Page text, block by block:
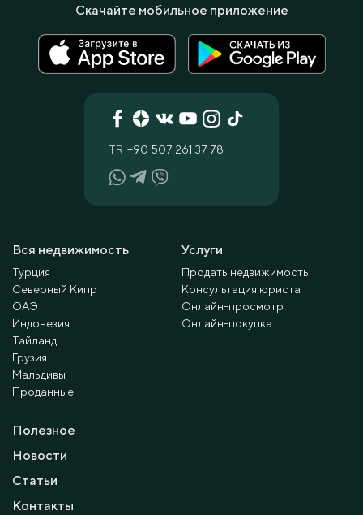
Вся недвижимость
Турция
Северный Кипр
ОАЭ
Индонезия
Тайланд
Грузия
Мальдивы
Проданные
Услуги
Продать недвижимость
Консультация юриста
Онлайн-просмотр
Онлайн-покупка
Полезное
Новости
Статьи
Контакты
TR +90 507 261 37 78
Скачайте мобильное приложение